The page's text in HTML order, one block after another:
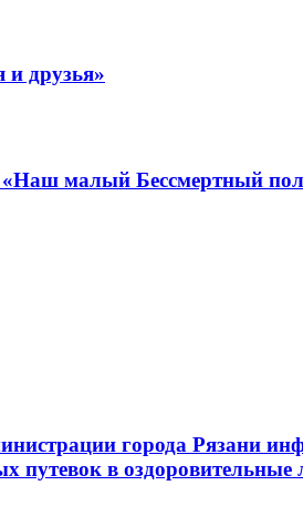
друзья»
малый Бессмертный
города Рязани
путевок в оздоровительные